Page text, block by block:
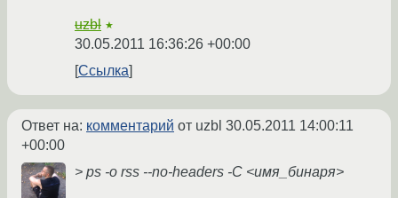
uzbl ★
30.05.2011 16:36:26 +00:00
Ссылка
Ответ на: комментарий от uzbl 30.05.2011 14:00:11
+00:00
> ps -o rss --no-headers -C <имя_бинаря>